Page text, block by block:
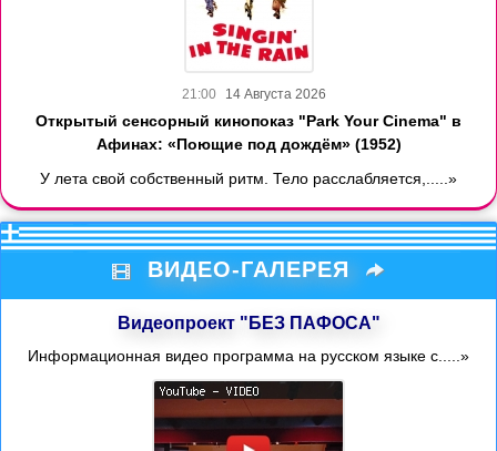
21:00 14 Августа 2026
Открытый сенсорный кинопоказ "Park Your Cinema" в
Афинах: «Поющие под дождём» (1952)
У лета свой собственный ритм. Тело расслабляется,.....»
ВИДЕО-ГАЛЕРЕЯ
Видеопроект "БЕЗ ПАФОСА"
Информационная видео программа на русском языке с.....»